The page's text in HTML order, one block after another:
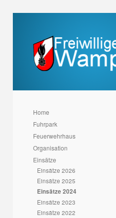
Home
Fuhrpark
Feuerwehrhaus
Organisation
Einsätze
Einsätze 2026
Einsätze 2025
Einsätze 2024
Einsätze 2023
Einsätze 2022